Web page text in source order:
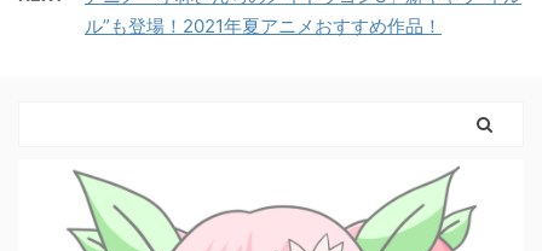
ル”も登場！2021年夏アニメおすすめ作品！